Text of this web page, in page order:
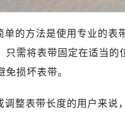
单的方法是使用专业的
只需将表带固定在适当
损坏表带。
调整表带长度的用户来